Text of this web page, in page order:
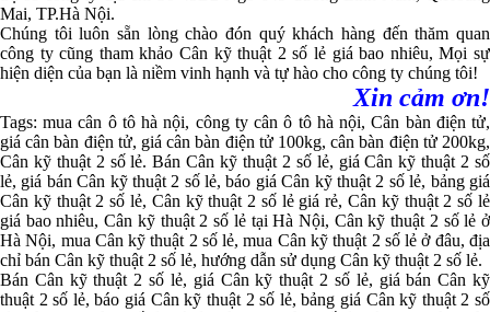
Mai, TP.Hà Nội.
Chúng tôi luôn sẵn lòng chào đón quý khách hàng đến thăm quan
công ty cũng tham khảo Cân kỹ thuật 2 số lẻ giá bao nhiêu, Mọi sự
hiện diện của bạn là niềm vinh hạnh và tự hào cho công ty chúng tôi!
Xin cảm ơn!
Tags: mua cân ô tô hà nội, công ty cân ô tô hà nội, Cân bàn điện tử,
giá cân bàn điện tử, giá cân bàn điện tử 100kg, cân bàn điện tử 200kg,
Cân kỹ thuật 2 số lẻ. Bán Cân kỹ thuật 2 số lẻ, giá Cân kỹ thuật 2 số
lẻ, giá bán Cân kỹ thuật 2 số lẻ, báo giá Cân kỹ thuật 2 số lẻ, bảng giá
Cân kỹ thuật 2 số lẻ, Cân kỹ thuật 2 số lẻ giá rẻ, Cân kỹ thuật 2 số lẻ
giá bao nhiêu, Cân kỹ thuật 2 số lẻ tại Hà Nội, Cân kỹ thuật 2 số lẻ ở
Hà Nội, mua Cân kỹ thuật 2 số lẻ, mua Cân kỹ thuật 2 số lẻ ở đâu, địa
chỉ bán Cân kỹ thuật 2 số lẻ, hướng dẫn sử dụng Cân kỹ thuật 2 số lẻ.
Bán Cân kỹ thuật 2 số lẻ, giá Cân kỹ thuật 2 số lẻ, giá bán Cân kỹ
thuật 2 số lẻ, báo giá Cân kỹ thuật 2 số lẻ, bảng giá Cân kỹ thuật 2 số